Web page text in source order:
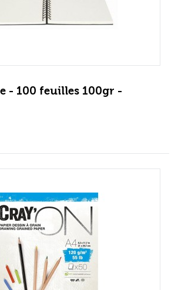
- 100 feuilles 100gr -